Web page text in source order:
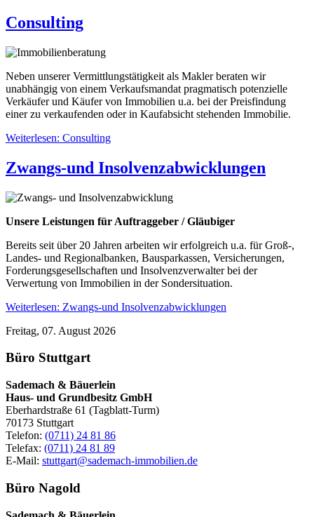
Consulting
Neben unserer Vermittlungstätigkeit als Makler beraten wir
unabhängig von einem Verkaufsmandat pragmatisch potenzielle
Verkäufer und Käufer von Immobilien u.a. bei der Preisfindung
einer zu verkaufenden oder in Kaufabsicht stehenden Immobilie.
Weiterlesen: Consulting
Zwangs-und Insolvenzabwicklungen
Unsere Leistungen für Auftraggeber / Gläubiger
Bereits seit über 20 Jahren arbeiten wir erfolgreich u.a. für Groß-,
Landes- und Regionalbanken, Bausparkassen, Versicherungen,
Forderungsgesellschaften und Insolvenzverwalter bei der
Verwertung von Immobilien in der Sondersituation.
Weiterlesen: Zwangs-und Insolvenzabwicklungen
Freitag, 07. August 2026
Büro Stuttgart
Sademach & Bäuerlein
Haus- und Grundbesitz GmbH
Eberhardstraße 61 (Tagblatt-Turm)
70173 Stuttgart
Telefon: (0711) 24 81 86
Telefax: (0711) 24 81 89
E-Mail: stuttgart@sademach-immobilien.de
Büro Nagold